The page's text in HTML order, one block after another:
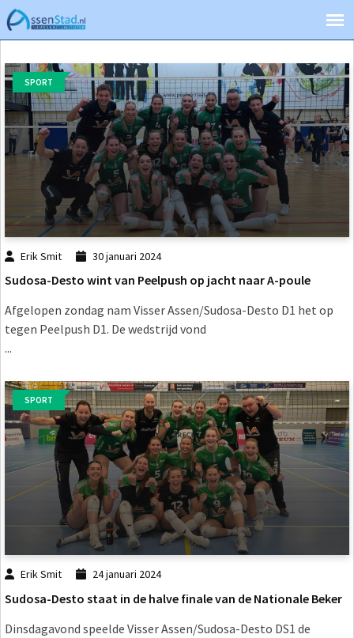
SPORT
Erik Smit 30 januari 2024
Sudosa-Desto wint van Peelpush op jacht naar A-poule
Afgelopen zondag nam Visser Assen/Sudosa-Desto D1 het op
tegen Peelpush D1. De wedstrijd vond
...
SPORT
Erik Smit 24 januari 2024
Sudosa-Desto staat in de halve finale van de Nationale Beker
Dinsdagavond speelde Visser Assen/Sudosa-Desto DS1 de